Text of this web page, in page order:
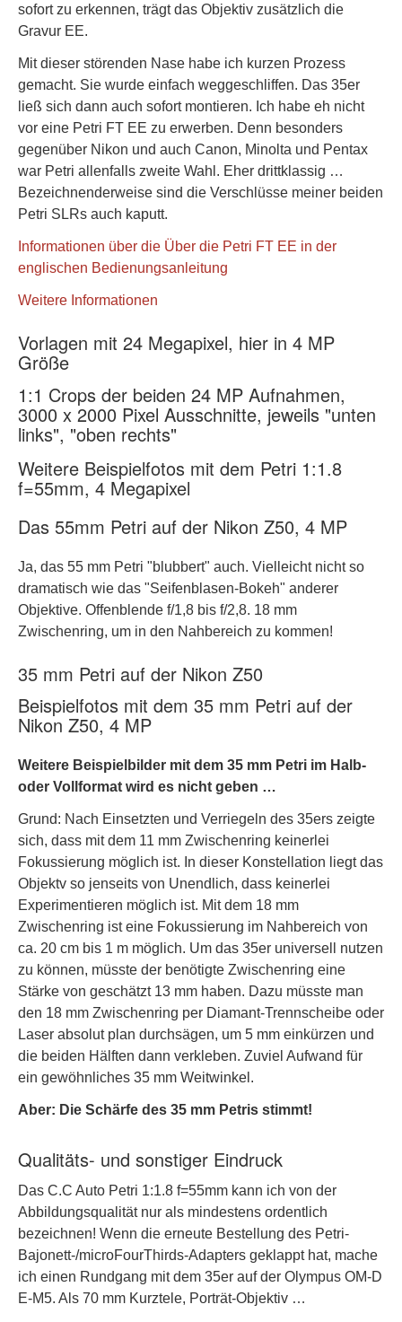
sofort zu erkennen, trägt das Objektiv zusätzlich die
Gravur EE.
Mit dieser störenden Nase habe ich kurzen Prozess
gemacht. Sie wurde einfach weggeschliffen. Das 35er
ließ sich dann auch sofort montieren. Ich habe eh nicht
vor eine Petri FT EE zu erwerben. Denn besonders
gegenüber Nikon und auch Canon, Minolta und Pentax
war Petri allenfalls zweite Wahl. Eher drittklassig …
Bezeichnenderweise sind die Verschlüsse meiner beiden
Petri SLRs auch kaputt.
Informationen über die Über die Petri FT EE in der
englischen Bedienungsanleitung
Weitere Informationen
Vorlagen mit 24 Megapixel, hier in 4 MP
Größe
1:1 Crops der beiden 24 MP Aufnahmen,
3000 x 2000 Pixel Ausschnitte, jeweils "unten
links", "oben rechts"
Weitere Beispielfotos mit dem Petri 1:1.8
f=55mm, 4 Megapixel
Das 55mm Petri auf der Nikon Z50, 4 MP
Ja, das 55 mm Petri "blubbert" auch. Vielleicht nicht so
dramatisch wie das "Seifenblasen-Bokeh" anderer
Objektive. Offenblende f/1,8 bis f/2,8. 18 mm
Zwischenring, um in den Nahbereich zu kommen!
35 mm Petri auf der Nikon Z50
Beispielfotos mit dem 35 mm Petri auf der
Nikon Z50, 4 MP
Weitere Beispielbilder mit dem 35 mm Petri im Halb-
oder Vollformat wird es nicht geben …
Grund: Nach Einsetzten und Verriegeln des 35ers zeigte
sich, dass mit dem 11 mm Zwischenring keinerlei
Fokussierung möglich ist. In dieser Konstellation liegt das
Objektv so jenseits von Unendlich, dass keinerlei
Experimentieren möglich ist. Mit dem 18 mm
Zwischenring ist eine Fokussierung im Nahbereich von
ca. 20 cm bis 1 m möglich. Um das 35er universell nutzen
zu können, müsste der benötigte Zwischenring eine
Stärke von geschätzt 13 mm haben. Dazu müsste man
den 18 mm Zwischenring per Diamant-Trennscheibe oder
Laser absolut plan durchsägen, um 5 mm einkürzen und
die beiden Hälften dann verkleben. Zuviel Aufwand für
ein gewöhnliches 35 mm Weitwinkel.
Aber: Die Schärfe des 35 mm Petris stimmt!
Qualitäts- und sonstiger Eindruck
Das C.C Auto Petri 1:1.8 f=55mm kann ich von der
Abbildungsqualität nur als mindestens ordentlich
bezeichnen! Wenn die erneute Bestellung des Petri-
Bajonett-/microFourThirds-Adapters geklappt hat, mache
ich einen Rundgang mit dem 35er auf der Olympus OM-D
E-M5. Als 70 mm Kurztele, Porträt-Objektiv …